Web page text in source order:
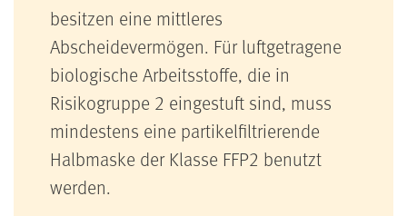
besitzen eine mittleres
Abscheidevermögen. Für luftgetragene
biologische Arbeitsstoffe, die in
Risikogruppe 2 eingestuft sind, muss
mindestens eine partikelfiltrierende
Halbmaske der Klasse FFP2 benutzt
werden.